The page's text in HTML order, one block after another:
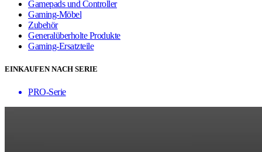
Gamepads und Controller
Gaming-Möbel
Zubehör
Generalüberholte Produkte
Gaming-Ersatzteile
EINKAUFEN NACH SERIE
PRO-Serie